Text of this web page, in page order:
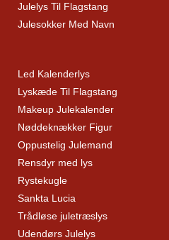
Julelys Til Flagstang
Julesokker Med Navn
Led Kalenderlys
Lyskæde Til Flagstang
Makeup Julekalender
Nøddeknækker Figur
Oppustelig Julemand
Rensdyr med lys
Rystekugle
Sankta Lucia
Trådløse juletræslys
Udendørs Julelys